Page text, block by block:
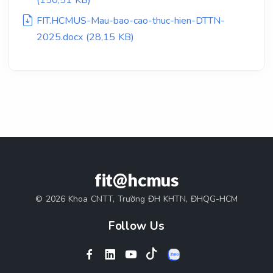
FIT.HCMUS-Mau-bao-cao-thuc-hien-DTTN-
2025.docx (28,15 KB)
fit@hcmus
© 2026 Khoa CNTT, Trường ĐH KHTN, ĐHQG-HCM
Follow Us